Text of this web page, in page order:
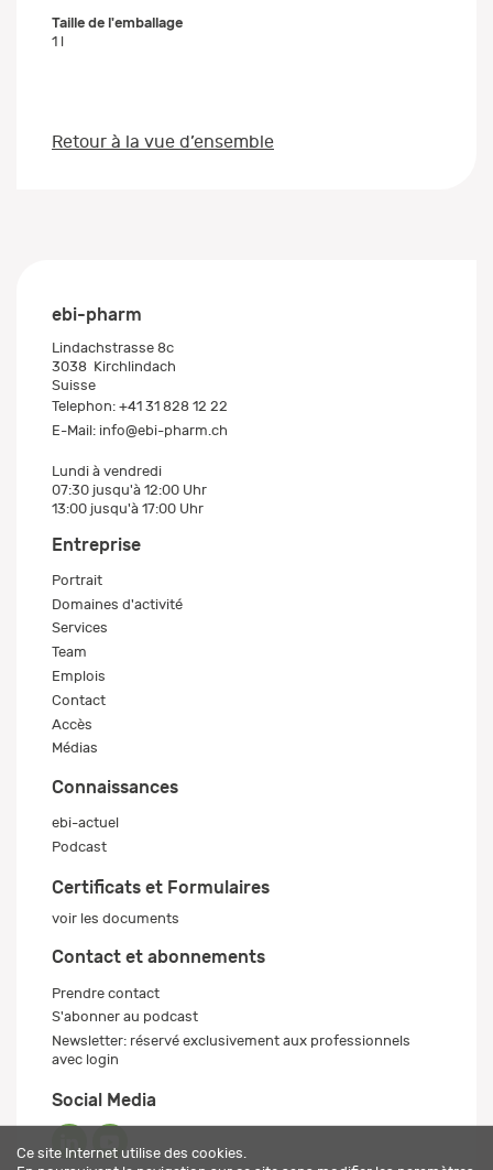
Taille de l'emballage
1 l
Retour à la vue d’ensemble
ebi-pharm
Lindachstrasse 8c
3038 Kirchlindach
Suisse
Telephon: +41 31 828 12 22
E-Mail: info@ebi-pharm.ch
Lundi à vendredi
07:30 jusqu'à 12:00 Uhr
13:00 jusqu'à 17:00 Uhr
Entreprise
Portrait
Domaines d'activité
Services
Team
Emplois
Contact
Accès
Médias
Connaissances
ebi-actuel
Podcast
Certificats et Formulaires
voir les documents
Contact et abonnements
Prendre contact
S'abonner au podcast
Newsletter: réservé exclusivement aux professionnels
avec login
Social Media
Ce site Internet utilise des cookies.